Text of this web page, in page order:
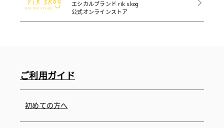
エシカルブランド rik skog
公式オンラインストア
ご利用ガイド
初めての方へ